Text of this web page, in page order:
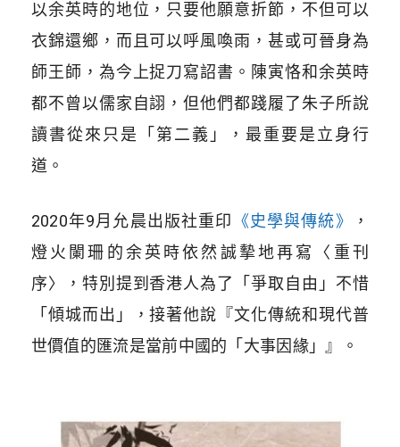
以余英時的地位，只要他願意折節，不但可以
衣錦還鄉，而且可以呼風喚雨，甚或可晉身為
師王師，為今上捉刀寫詔書。陳寅恪和余英時
都不曾以儒家自詡，但他們都踐履了朱子所說
讀書從來只是「第二義」，最重要是立身行
道。
2020年9月允晨出版社重印 《史學與傳統》
，
燈火闌珊的余英時依然誠摰地再寫〈重刊
序〉，特別提到香港人為了「爭取自由」不惜
「傾城而出」，接著他說『文化傳統和現代普
世價值的匯流是當前中國的「大事因緣」』。